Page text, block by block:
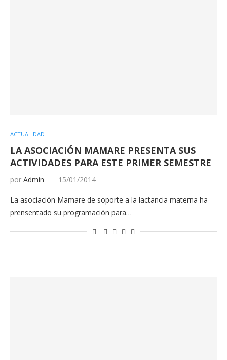
ACTUALIDAD
LA ASOCIACIÓN MAMARE PRESENTA SUS
ACTIVIDADES PARA ESTE PRIMER SEMESTRE
por Admin 15/01/2014
La asociación Mamare de soporte a la lactancia materna ha
prensentado su programación para…